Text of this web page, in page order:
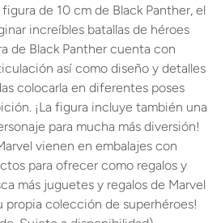
de 10 cm de Black Panther, el
increíbles batallas de héroes
de Black Panther cuenta con
así como diseño y detalles
colocarla en diferentes poses
¡La figura incluye también una
para mucha más diversión!
vienen en embalajes con
para ofrecer como regalos y
más juguetes y regalos de Marvel
propia colección de superhéroes!